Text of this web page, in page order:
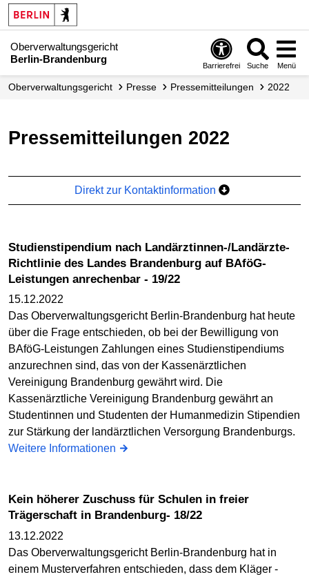
Oberverwaltungsgericht
Berlin-Brandenburg
Barrierefrei Suche Menü
Ober­verwaltungs­gericht Presse Presse­mitteilungen 2022
Pressemitteilungen 2022
Direkt zur Kontaktinformation
Studienstipendium nach Landärztinnen-/Landärzte-
Richtlinie des Landes Brandenburg auf BAföG-
Leistungen anrechenbar - 19/22
15.12.2022
Das Oberverwaltungsgericht Berlin-Brandenburg hat heute
über die Frage entschieden, ob bei der Bewilligung von
BAföG-Leistungen Zahlungen eines Studienstipendiums
anzurechnen sind, das von der Kassenärztlichen
Vereinigung Brandenburg gewährt wird. Die
Kassenärztliche Vereinigung Brandenburg gewährt an
Studentinnen und Studenten der Humanmedizin Stipendien
zur Stärkung der landärztlichen Versorgung Brandenburgs.
Weitere Informationen
Kein höherer Zuschuss für Schulen in freier
Trägerschaft in Brandenburg- 18/22
13.12.2022
Das Oberverwaltungsgericht Berlin-Brandenburg hat in
einem Musterverfahren entschieden, dass dem Kläger -